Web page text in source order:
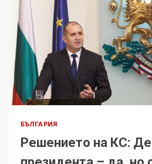
БЪЛГАРИЯ
Решението на КС: